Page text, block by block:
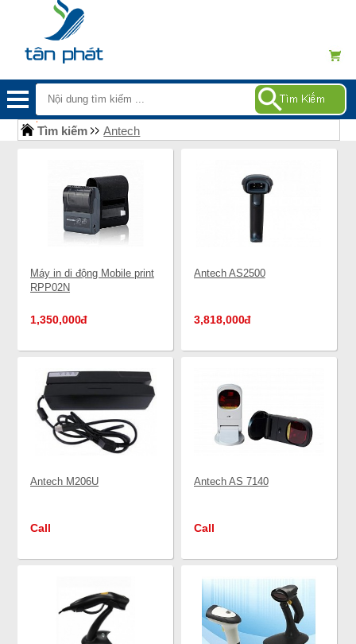
Tìm kiếm Antech
Máy in di động Mobile print
RPP02N
1,350,000đ
Antech AS2500
3,818,000đ
Antech M206U
Call
Antech AS 7140
Call